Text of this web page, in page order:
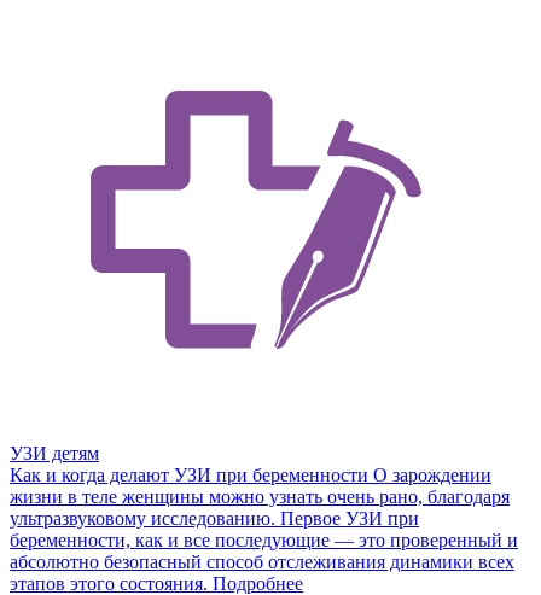
УЗИ детям
Как и когда делают УЗИ при беременности О зарождении
жизни в теле женщины можно узнать очень рано, благодаря
ультразвуковому исследованию. Первое УЗИ при
беременности, как и все последующие — это проверенный и
абсолютно безопасный способ отслеживания динамики всех
этапов этого состояния. Подробнее